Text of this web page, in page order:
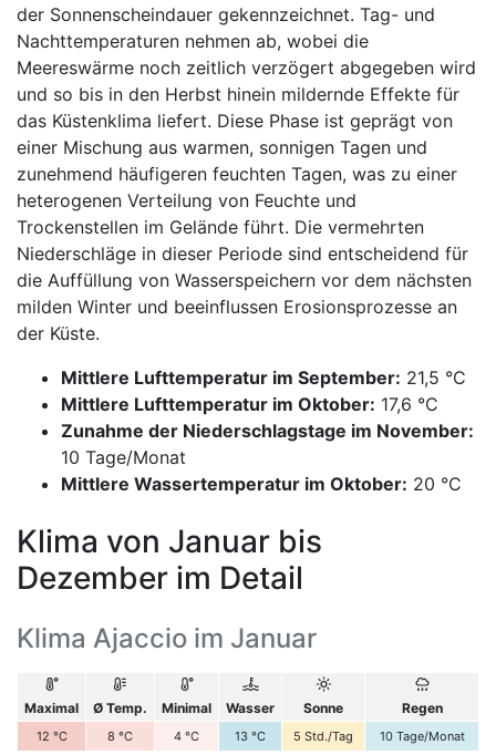
der Sonnenscheindauer gekennzeichnet. Tag- und
Nachttemperaturen nehmen ab, wobei die
Meereswärme noch zeitlich verzögert abgegeben wird
und so bis in den Herbst hinein mildernde Effekte für
das Küstenklima liefert. Diese Phase ist geprägt von
einer Mischung aus warmen, sonnigen Tagen und
zunehmend häufigeren feuchten Tagen, was zu einer
heterogenen Verteilung von Feuchte und
Trockenstellen im Gelände führt. Die vermehrten
Niederschläge in dieser Periode sind entscheidend für
die Auffüllung von Wasserspeichern vor dem nächsten
milden Winter und beeinflussen Erosionsprozesse an
der Küste.
Mittlere Lufttemperatur im September: 21,5 °C
Mittlere Lufttemperatur im Oktober: 17,6 °C
Zunahme der Niederschlagstage im November:
10 Tage/Monat
Mittlere Wassertemperatur im Oktober: 20 °C
Klima von Januar bis
Dezember im Detail
Klima Ajaccio im Januar
Maximal Ø Temp. Minimal Wasser Sonne Regen
12 °C 8 °C 4 °C 13 °C 5 Std./Tag 10 Tage/Monat